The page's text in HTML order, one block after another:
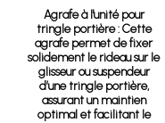
Agrafe à l'unité pour
tringle portière :Cette
agrafe permet de fixer
solidement le rideau sur le
glisseur ou suspendeur
d’une tringle portière,
assurant un maintien
optimal et facilitant le